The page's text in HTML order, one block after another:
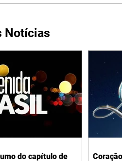
Notícias
do capítulo de